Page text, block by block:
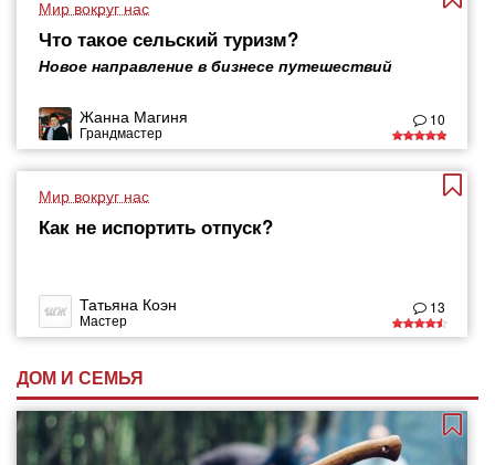
Мир вокруг нас
Что такое сельский туризм?
Новое направление в бизнесе путешествий
Жанна Магиня
Грандмастер
10
Мир вокруг нас
Как не испортить отпуск?
Татьяна Коэн
Мастер
13
ДОМ И СЕМЬЯ